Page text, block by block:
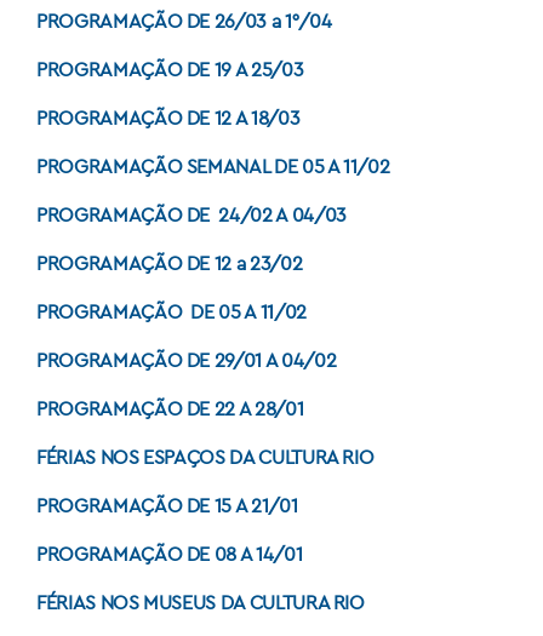
PROGRAMAÇÃO DE 26/03 a 1°/04
PROGRAMAÇÃO DE 19 A 25/03
PROGRAMAÇÃO DE 12 A 18/03
PROGRAMAÇÃO SEMANAL DE 05 A 11/02
PROGRAMAÇÃO DE 24/02 A 04/03
PROGRAMAÇÃO DE 12 a 23/02
PROGRAMAÇÃO DE 05 A 11/02
PROGRAMAÇÃO DE 29/01 A 04/02
PROGRAMAÇÃO DE 22 A 28/01
FÉRIAS NOS ESPAÇOS DA CULTURA RIO
PROGRAMAÇÃO DE 15 A 21/01
PROGRAMAÇÃO DE 08 A 14/01
FÉRIAS NOS MUSEUS DA CULTURA RIO